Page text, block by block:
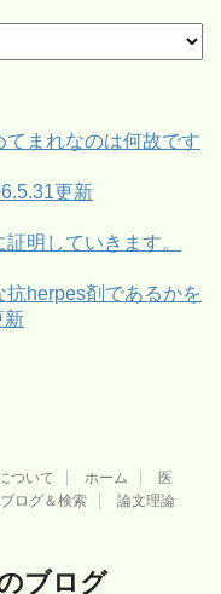
まれなのは何故です
更新
明していきます。
herpes剤であるかを
新
ついて ホーム
医
ログ＆検索
論文理論
ブログ